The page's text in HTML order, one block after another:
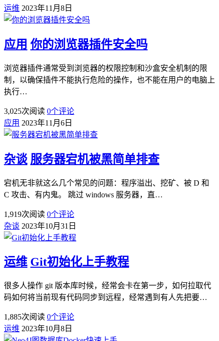
运维 2023年11月8日
应用 你的浏览器插件安全吗
浏览器插件通常受到浏览器的权限控制和沙盒安全机制的限
制，以确保插件不能执行危险的操作，也不能在用户的电脑上
执行…
3,025次阅读 0个评论
应用 2023年11月6日
杂谈 服务器宕机被黑简单排查
宕机无非就这么几个常见的问题：程序溢出、挖矿、被 D 和
C 攻击、有内鬼。 跳过 windows 服务器，直…
1,919次阅读 0个评论
杂谈 2023年10月31日
运维 Git初始化上手教程
很多人操作 git 版本库时候，经常会卡在第一步，如何拉取代
码如何将当前现有代码同步到远程，经常遇到有人先把要…
1,885次阅读 0个评论
运维 2023年10月8日